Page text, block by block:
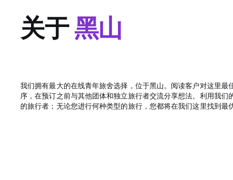
关于黑山
我们拥有最大的在线青年旅舍选择，位于黑山。阅读客户对这里
序，在预订之前与其他团体和独立旅行者交流分享想法。利用我
的旅行者；无论您进行何种类型的旅行，您都将在我们这里找到最